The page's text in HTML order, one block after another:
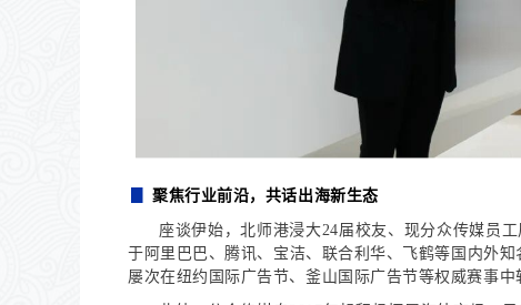
▊聚焦行业前沿，共话出海新生态
座谈伊始，北师港浸大24届校友、现分众传媒员
于阿里巴巴、腾讯、宝洁、联合利华、飞鹤等国内外
屡次在纽约国际广告节、釜山国际广告节等权威赛事